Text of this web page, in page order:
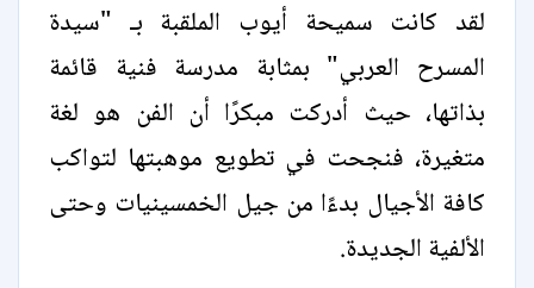
لقد كانت سميحة أيوب الملقبة بـ "سيدة
المسرح العربي" بمثابة مدرسة فنية قائمة
بذاتها، حيث أدركت مبكرًا أن الفن هو لغة
متغيرة، فنجحت في تطويع موهبتها لتواكب
كافة الأجيال بدءًا من جيل الخمسينيات وحتى
الألفية الجديدة.